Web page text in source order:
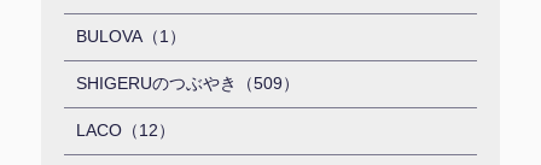
BULOVA（1）
SHIGERUのつぶやき（509）
LACO（12）